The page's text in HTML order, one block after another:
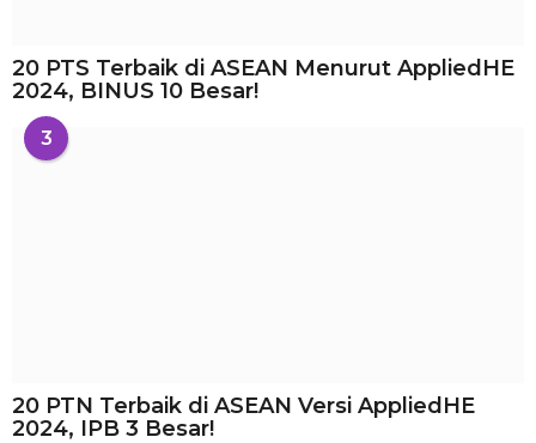
20 PTS Terbaik di ASEAN Menurut AppliedHE
2024, BINUS 10 Besar!
3
20 PTN Terbaik di ASEAN Versi AppliedHE
2024, IPB 3 Besar!